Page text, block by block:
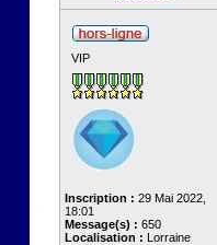
VIP
Inscription : 29 Mai 2022,
18:01
Message(s) : 650
Localisation : Lorraine